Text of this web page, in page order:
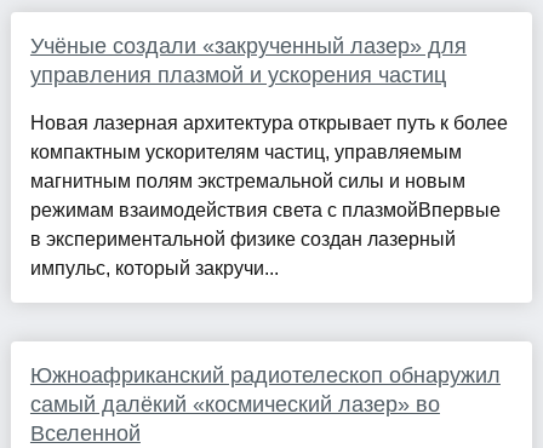
Учёные создали «закрученный лазер» для
управления плазмой и ускорения частиц
Новая лазерная архитектура открывает путь к более
компактным ускорителям частиц, управляемым
магнитным полям экстремальной силы и новым
режимам взаимодействия света с плазмойВпервые
в экспериментальной физике создан лазерный
импульс, который закручи...
Южноафриканский радиотелескоп обнаружил
самый далёкий «космический лазер» во
Вселенной